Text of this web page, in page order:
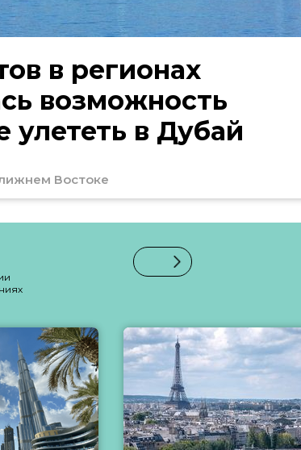
в регионах
возможность
улететь в Дубай
Востоке